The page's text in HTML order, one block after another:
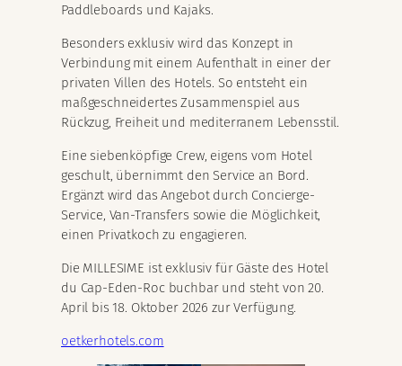
Paddleboards und Kajaks.
Besonders exklusiv wird das Konzept in
Verbindung mit einem Aufenthalt in einer der
privaten Villen des Hotels. So entsteht ein
maßgeschneidertes Zusammenspiel aus
Rückzug, Freiheit und mediterranem Lebensstil.
Eine siebenköpfige Crew, eigens vom Hotel
geschult, übernimmt den Service an Bord.
Ergänzt wird das Angebot durch Concierge-
Service, Van-Transfers sowie die Möglichkeit,
einen Privatkoch zu engagieren.
Die MILLESIME ist exklusiv für Gäste des Hotel
du Cap-Eden-Roc buchbar und steht von 20.
April bis 18. Oktober 2026 zur Verfügung.
oetkerhotels.com